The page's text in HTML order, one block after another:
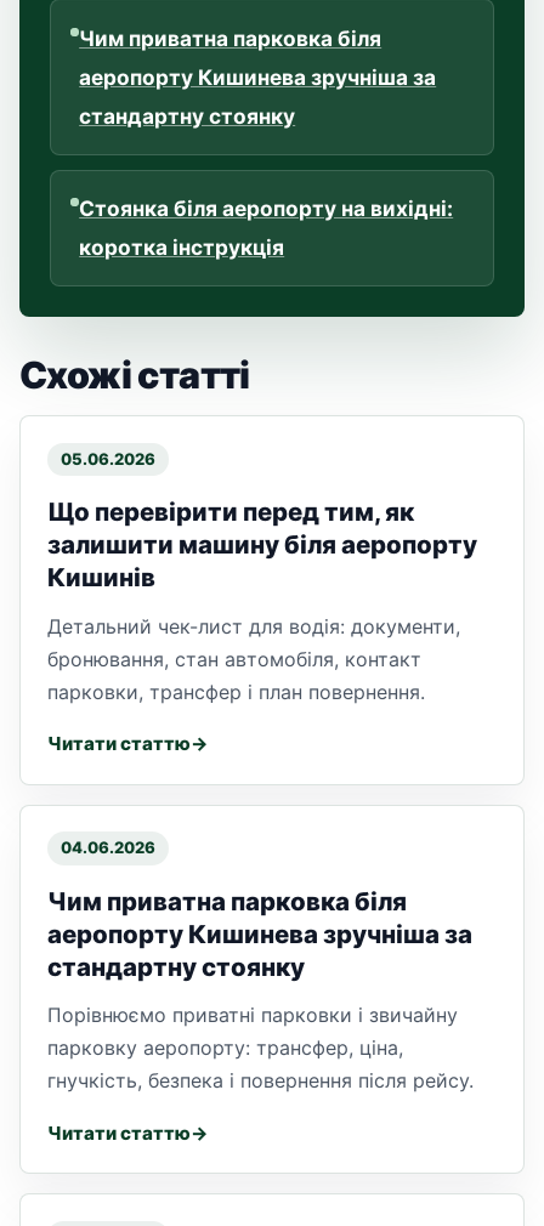
Чим приватна парковка біля
аеропорту Кишинева зручніша за
стандартну стоянку
Стоянка біля аеропорту на вихідні:
коротка інструкція
Схожі статті
05.06.2026
Що перевірити перед тим, як
залишити машину біля аеропорту
Кишинів
Детальний чек-лист для водія: документи,
бронювання, стан автомобіля, контакт
парковки, трансфер і план повернення.
Читати статтю
04.06.2026
Чим приватна парковка біля
аеропорту Кишинева зручніша за
стандартну стоянку
Порівнюємо приватні парковки і звичайну
парковку аеропорту: трансфер, ціна,
гнучкість, безпека і повернення після рейсу.
Читати статтю